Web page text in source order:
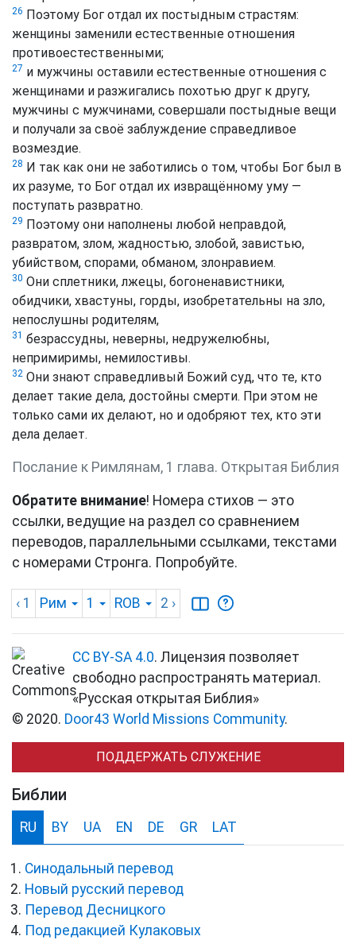
26 Поэтому Бог отдал их постыдным страстям:
женщины заменили естественные отношения
противоестественными;
27 и мужчины оставили естественные отношения с
женщинами и разжигались похотью друг к другу,
мужчины с мужчинами, совершали постыдные вещи
и получали за своё заблуждение справедливое
возмездие.
28 И так как они не заботились о том, чтобы Бог был в
их разуме, то Бог отдал их извращённому уму —
поступать развратно.
29 Поэтому они наполнены любой неправдой,
развратом, злом, жадностью, злобой, завистью,
убийством, спорами, обманом, злонравием.
30 Они сплетники, лжецы, богоненавистники,
обидчики, хвастуны, горды, изобретательны на зло,
непослушны родителям,
31 безрассудны, неверны, недружелюбны,
непримиримы, немилостивы.
32 Они знают справедливый Божий суд, что те, кто
делает такие дела, достойны смерти. При этом не
только сами их делают, но и одобряют тех, кто эти
дела делает.
Послание к Римлянам, 1 глава. Открытая Библия
Обратите внимание! Номера стихов — это
ссылки, ведущие на раздел со сравнением
переводов, параллельными ссылками, текстами
с номерами Стронга. Попробуйте.
‹ 1 Рим 1 ROB 2 ›
CC BY-SA 4.0. Лицензия позволяет
свободно распространять материал.
«Русская открытая Библия»
© 2020. Door43 World Missions Community.
ПОДДЕРЖАТЬ СЛУЖЕНИЕ
Библии
RU BY UA EN DE GR LAT
Синодальный перевод
Новый русский перевод
Перевод Десницкого
Под редакцией Кулаковых